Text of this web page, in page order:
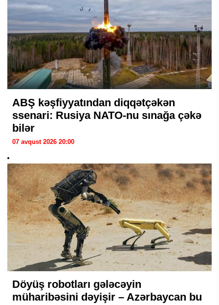
ABŞ kəşfiyyatından diqqətçəkən
ssenari: Rusiya NATO-nu sınağa çəkə
bilər
07 avqust 2026 20:00
Döyüş robotları gələcəyin
müharibəsini dəyişir – Azərbaycan bu